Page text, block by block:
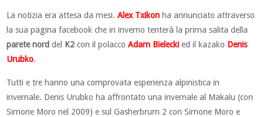
La notizia era attesa da mesi.Alex Txikon ha annunciato attraverso
la sua pagina facebook che in inverno tenterà la prima salita della
parete norddel K2 con il polaccoAdam Bielecki ed il kazako Denis
Urubko.
Tutti e tre hanno una comprovata esperienza alpinistica in
invernale. Denis Urubko ha affrontato una invernale al Makalu (con
Simone Moro nel 2009) e sul Gasherbrum 2 con Simone Moro e